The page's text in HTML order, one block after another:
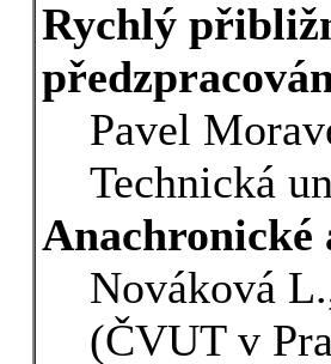
Rychlý
Pavel
Technická
Nováková
(ČVUT v